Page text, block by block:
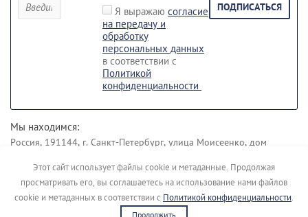
Я выражаю согласие
на передачу и
обработку
персональных данных
в соответствии с
Политикой
конфиденциальности
ПОДПИСАТЬСЯ
Мы находимся:
Россия, 191144, г. Санкт-Петербург, улица Моисеенко, дом
+7 (812) 495-45-19 +7 (911) 148-04-00
Этот сайт использует файлы cookie и метаданные. Продолжая
просматривать его, вы соглашаетесь на использование нами файлов
cookie и метаданных в соответствии с Политикой конфиденциальности.
Продолжить